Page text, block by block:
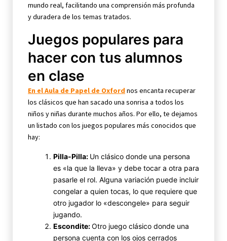
mundo real, facilitando una comprensión más profunda
y duradera de los temas tratados.
Juegos populares para
hacer con tus alumnos
en clase
En el Aula de Papel de Oxford nos encanta recuperar
los clásicos que han sacado una sonrisa a todos los
niños y niñas durante muchos años. Por ello, te dejamos
un listado con los juegos populares más conocidos que
hay:
Pilla-Pilla: Un clásico donde una persona
es «la que la lleva» y debe tocar a otra para
pasarle el rol. Alguna variación puede incluir
congelar a quien tocas, lo que requiere que
otro jugador lo «descongele» para seguir
jugando.
Escondite:Otro juego clásico donde una
persona cuenta con los ojos cerrados